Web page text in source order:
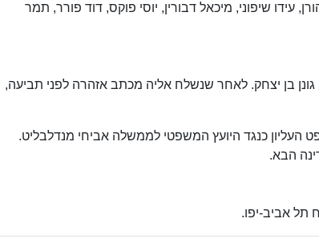
עידו שיפוני, מיכאל דבורין, יוסי פוקס, דוד פורר, תמר
עורך הדין גונן בן יצחק. לאחר שנשלח אליה מכתב אזהרה לפני תביעה,
המשפט העליון כנגד היועץ המשפטי לממשלה אביחי מנדלבליט.
הבא.
תל אביב-יפו.